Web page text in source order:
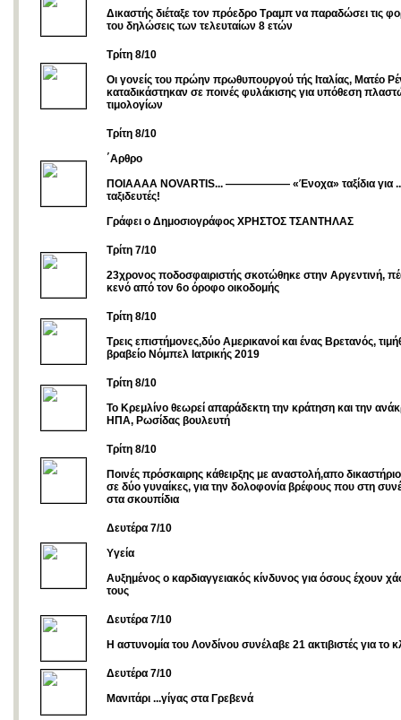
Δικαστής διέταξε τον πρόεδρο Τραμπ να παραδώσει τις
του δηλώσεις των τελευταίων 8 ετών
Τρίτη 8/10
Οι γονείς του πρώην πρωθυπουργού τής Ιταλίας, Ματέο
καταδικάστηκαν σε ποινές φυλάκισης για υπόθεση
τιμολογίων
Τρίτη 8/10
΄Αρθρο
ΠΟΙΑΑΑΑ NOVARTIS... —————— «Ένοχα» ταξίδια για ...
ταξιδευτές!
Γράφει ο Δημοσιογράφος ΧΡΗΣΤΟΣ ΤΣΑΝΤΗΛΑΣ
Tρίτη 7/10
23χρονος ποδοσφαιριστής σκοτώθηκε στην Αργεντινή,
κενό από τον 6ο όροφο οικοδομής
Τρίτη 8/10
Τρεις επιστήμονες,δύο Αμερικανοί και ένας Βρετανός,
βραβείο Νόμπελ Ιατρικής 2019
Τρίτη 8/10
Το Κρεμλίνο θεωρεί απαράδεκτη την κράτηση και την
ΗΠΑ, Ρωσίδας βουλευτή
Τρίτη 8/10
Ποινές πρόσκαιρης κάθειρξης με αναστολή,απο
σε δύο γυναίκες, για την δολοφονία βρέφους που στη
στα σκουπίδια
Δευτέρα 7/10
Υγεία
Αυξημένος ο καρδιαγγειακός κίνδυνος για όσους έχουν
τους
Δευτέρα 7/10
Η αστυνομία του Λονδίνου συνέλαβε 21 ακτιβιστές για το
Δευτέρα 7/10
Μανιτάρι ...γίγας στα Γρεβενά